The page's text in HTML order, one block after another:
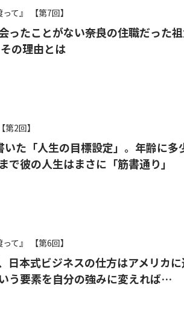
て』 【第7回】
たことがない――奈良の住職だった
の理由とは
【第2回】
た「人生の目標設定」。年齢に多
で彼の人生はまさに「筋書通り」
て』 【第6回】
日本式ビジネスの仕方はアメリカ
う要素を自分の強みに変えれば…